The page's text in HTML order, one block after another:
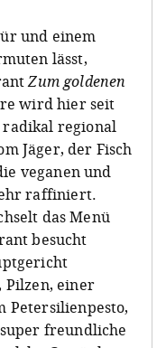
und einem
lässt,
Zum goldenen
wird hier seit
radikal regional
Jäger, der Fisch
veganen und
raffiniert.
das Menü
besucht
einer
Petersilienpesto,
freundliche